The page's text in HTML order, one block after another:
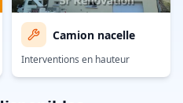
Camion nacelle
Interventions en hauteur